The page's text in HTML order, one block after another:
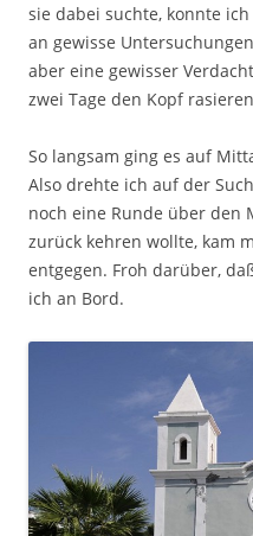
sie dabei suchte, konnte
an gewisse
aber eine gewisser
zwei Tage den Kopf
So langsam ging es auf
Also drehte ich auf der
noch eine Runde über den
zurück kehren wollte, kam
entgegen. Froh darüber,
ich an Bord.